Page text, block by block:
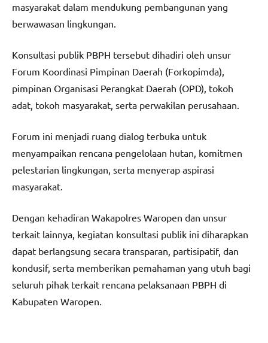
masyarakat dalam mendukung pembangunan yang
berwawasan lingkungan.
Konsultasi publik PBPH tersebut dihadiri oleh unsur
Forum Koordinasi Pimpinan Daerah (Forkopimda),
pimpinan Organisasi Perangkat Daerah (OPD), tokoh
adat, tokoh masyarakat, serta perwakilan perusahaan.
Forum ini menjadi ruang dialog terbuka untuk
menyampaikan rencana pengelolaan hutan, komitmen
pelestarian lingkungan, serta menyerap aspirasi
masyarakat.
Dengan kehadiran Wakapolres Waropen dan unsur
terkait lainnya, kegiatan konsultasi publik ini diharapkan
dapat berlangsung secara transparan, partisipatif, dan
kondusif, serta memberikan pemahaman yang utuh bagi
seluruh pihak terkait rencana pelaksanaan PBPH di
Kabupaten Waropen.